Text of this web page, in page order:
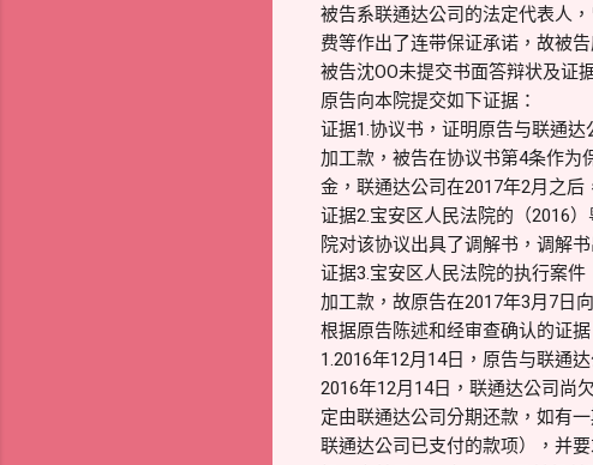
被告系联通达公司的法定代表人
费等作出了连带保证承诺，故被
被告沈OO未提交书面答辩状及证
原告向本院提交如下证据：
证据1.协议书，证明原告与联通
加工款，被告在协议书第4条作为
金，联通达公司在2017年2月之后
证据2.宝安区人民法院的（2016
院对该协议出具了调解书，调解
证据3.宝安区人民法院的执行案
加工款，故原告在2017年3月7日
根据原告陈述和经审查确认的证
1.2016年12月14日，原告与联通
2016年12月14日，联通达公司尚
定由联通达公司分期还款，如有
联通达公司已支付的款项），并